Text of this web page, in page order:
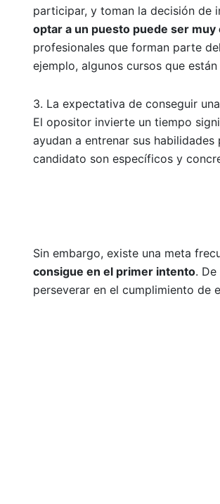
participar, y toman la decisión de
optar a un puesto puede ser muy
profesionales que forman parte
ejemplo, algunos cursos que
3. La expectativa de conseguir
El opositor invierte un tiempo
ayudan a entrenar sus
candidato son específicos y
Sin embargo, existe una meta
consigue en el primer intento.
perseverar en el cumplimiento de